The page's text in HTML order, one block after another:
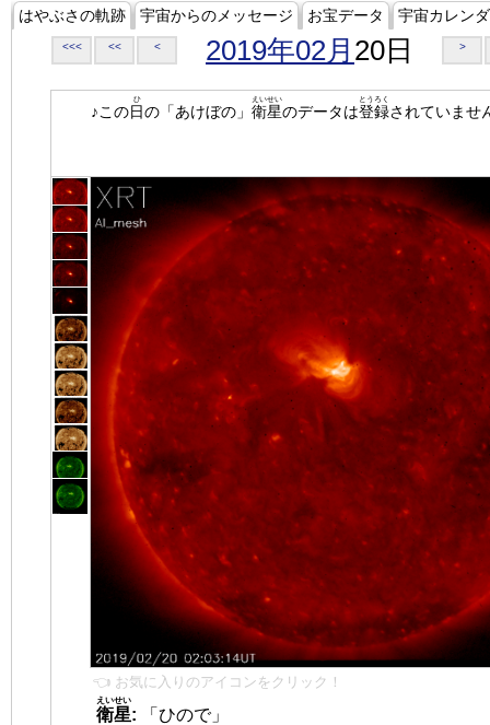
はやぶさの軌跡 宇宙からのメッセージ お宝データ 宇宙カレン
<<< << < 2019年02月 20日 >
♪この日
ひ
の「あけぼの」 衛星
えいせい
のデータは登録
とうろく
されていませ
👈 お気に入りのアイコンをクリック！
衛星
えいせい
:
「ひので」